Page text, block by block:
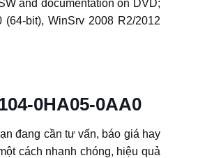
and documentation on DVD;
bit), WinSrv 2008 R2/2012
0HA05-0AA0
đang cần tư vấn, báo giá hay
cách nhanh chóng, hiệu quả